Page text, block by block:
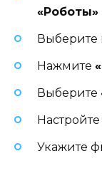
«Роботы»
Выберите
Нажмите
Выберите
Укажите